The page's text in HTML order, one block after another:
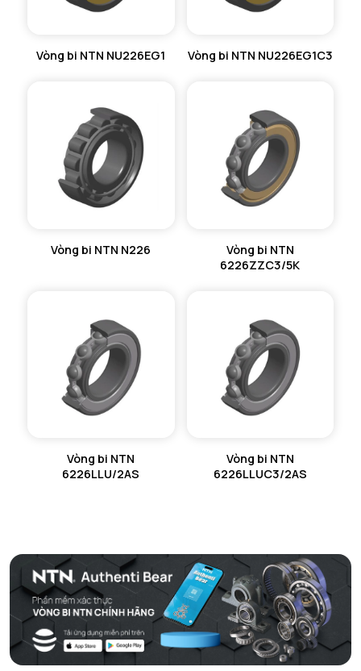
Vòng bi NTN NU226EG1 Vòng bi NTN NU226EG1C3
Vòng bi NTN N226
Vòng bi NTN
6226ZZC3/5K
Vòng bi NTN
6226LLU/2AS
Vòng bi NTN
6226LLUC3/2AS